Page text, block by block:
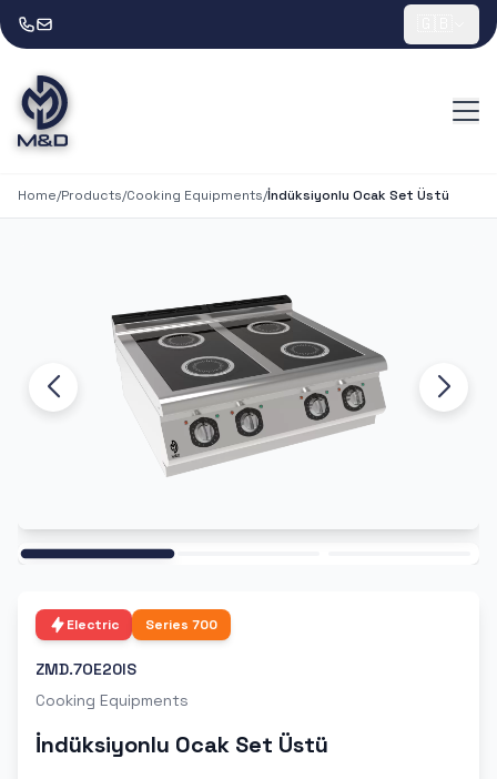
Home/Products/Cooking Equipments/İndüksiyonlu Ocak Set Üstü
Electric Series 700
ZMD.7OE20IS
Cooking Equipments
İndüksiyonlu Ocak Set Üstü